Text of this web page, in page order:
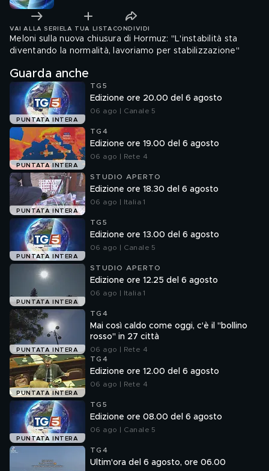
VAI ALLA SERIE LA TUA LISTA CONDIVIDI
Meloni sulla nuova chiusura di Hormuz: "L'instabilità sta
diventando la normalità, lavoriamo per stabilizzazione"
Guarda anche
PUNTATA INTERA
TG5
Edizione ore 20.00 del 6 agosto
06 ago | Canale 5
PUNTATA INTERA
TG4
Edizione ore 19.00 del 6 agosto
06 ago | Rete 4
PUNTATA INTERA
STUDIO APERTO
Edizione ore 18.30 del 6 agosto
06 ago | Italia 1
PUNTATA INTERA
TG5
Edizione ore 13.00 del 6 agosto
06 ago | Canale 5
PUNTATA INTERA
STUDIO APERTO
Edizione ore 12.25 del 6 agosto
06 ago | Italia 1
PUNTATA INTERA
TG4
Mai così caldo come oggi, c'è il "bollino
rosso" in 27 città
06 ago | Rete 4
PUNTATA INTERA
TG4
Edizione ore 12.00 del 6 agosto
06 ago | Rete 4
PUNTATA INTERA
TG5
Edizione ore 08.00 del 6 agosto
06 ago | Canale 5
TG4
Ultim'ora del 6 agosto, ore 06.00